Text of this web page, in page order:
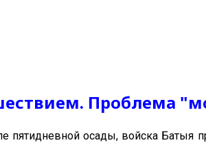
Проблема
пятидневной осады, войска Батыя